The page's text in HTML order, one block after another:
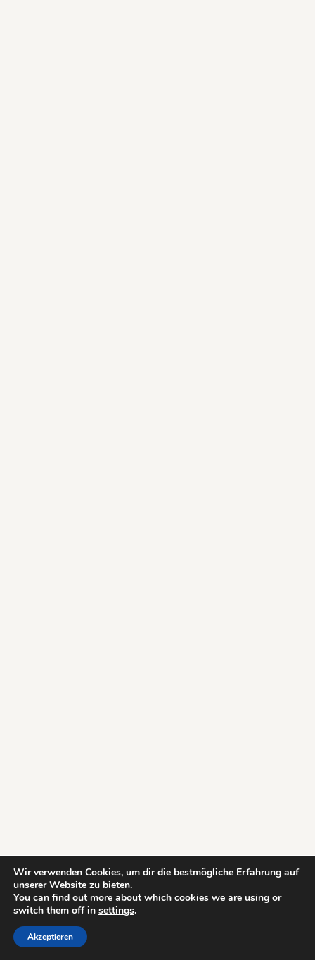
Wir verwenden Cookies, um dir die bestmögliche Erfahrung auf
unserer Website zu bieten.
You can find out more about which cookies we are using or
switch them off in settings.
Akzeptieren